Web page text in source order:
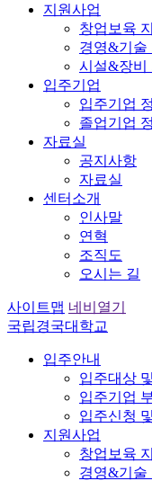
지원사업
창업보육
경영&기술
시설&장비
입주기업
입주기업
졸업기업
자료실
공지사항
자료실
센터소개
인사말
연혁
조직도
오시는 길
사이트맵 네비열기
국립경국대학교
입주안내
입주대상
입주기업
입주신청
지원사업
창업보육
경영&기술